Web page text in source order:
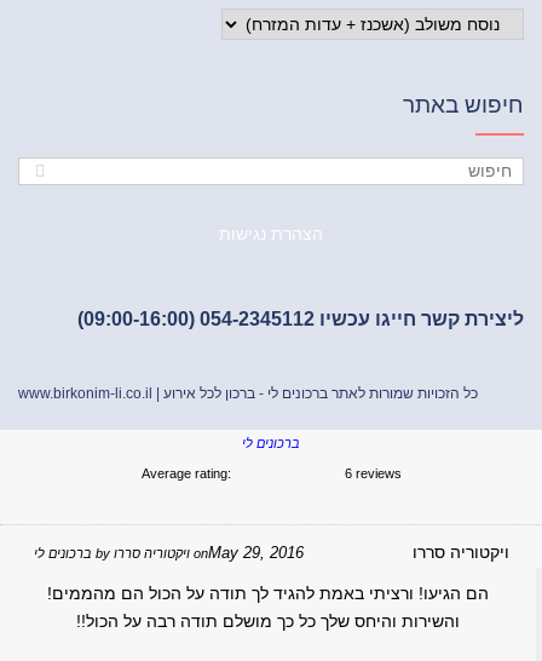
באתר
הצהרת נגישות
קשר חייגו עכשיו 054-2345112 (09:00-16:00)
כל הזכויות שמורות לאתר ברכונים לי - ברכון לכל אירוע |www.birkonim-li.co.il
ברכונים לי
Average rating: 6 reviews
סררו May 29, 2016
byויקטוריה סררוon ברכונים לי
הם הגיעו! ורציתי באמת להגיד לך תודה על הכול הם מהממים!
והשירות והיחס שלך כל כך מושלם תודה רבה על הכול!!